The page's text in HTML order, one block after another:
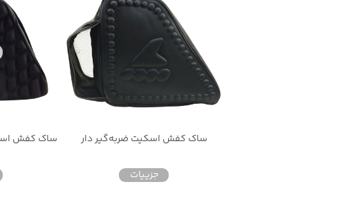
ساک کفش اسکیت ضربه‌گیر دار
جزییات